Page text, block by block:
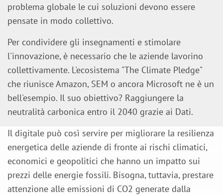
problema globale le cui soluzioni devono essere
pensate in modo collettivo.
Per condividere gli insegnamenti e stimolare
l'innovazione, è necessario che le aziende lavorino
collettivamente. L'ecosistema "The Climate Pledge"
che riunisce Amazon, SEM o ancora Microsoft ne è un
bell'esempio. Il suo obiettivo? Raggiungere la
neutralità carbonica entro il 2040 grazie ai Dati.
Il digitale può così servire per migliorare la resilienza
energetica delle aziende di fronte ai rischi climatici,
economici e geopolitici che hanno un impatto sui
prezzi delle energie fossili. Bisogna, tuttavia, prestare
attenzione alle emissioni di CO2 generate dalla